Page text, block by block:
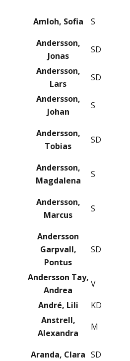
Amloh, Sofia S
Andersson,
Jonas
SD
Andersson,
Lars
SD
Andersson,
Johan
S
Andersson,
Tobias
SD
Andersson,
Magdalena
S
Andersson,
Marcus
S
Andersson
Garpvall,
Pontus
SD
Andersson Tay,
Andrea
V
André, Lili
KD
Anstrell,
Alexandra
M
Aranda, Clara SD